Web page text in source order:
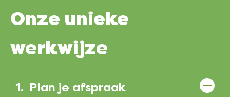
Onze unieke
werkwijze
1. Plan je afspraak